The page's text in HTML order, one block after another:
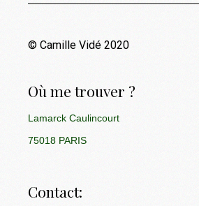
© Camille Vidé 2020
Où me trouver ?
Lamarck Caulincourt
75018 PARIS
Contact: